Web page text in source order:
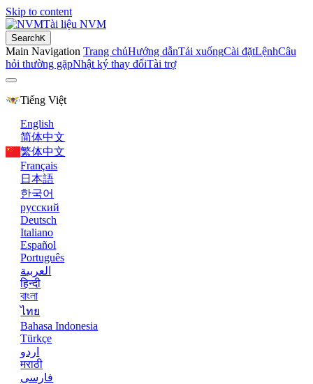
Skip to content
Tài liệu NVM
SearchK
Main Navigation Trang chủHướng dẫnTải xuốngCài đặtLệnhCâu
hỏi thường gặpNhật ký thay đổiTài trợ
Tiếng Việt
English
简体中文
繁体中文
Français
日本語
한국어
русский
Deutsch
Italiano
Español
Português
العربية
हिन्दी
বাংলা
ไทย
Bahasa Indonesia
Türkçe
اردو
मराठी
فارسی